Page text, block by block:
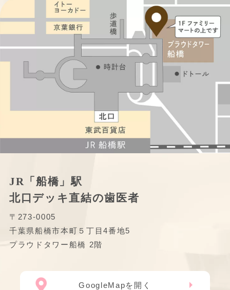
JR「船橋」駅
北口デッキ直結の歯医者
〒273-0005
千葉県船橋市本町５丁目4番地5
プラウドタワー船橋 2階
GoogleMapを開く